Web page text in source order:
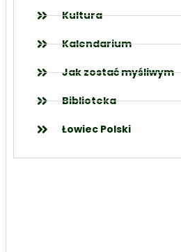
Kultura
Kalendarium
Jak zostać myśliwym
Biblioteka
Łowiec Polski